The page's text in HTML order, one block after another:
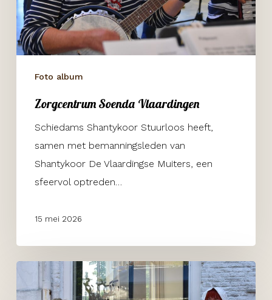
Foto album
Zorgcentrum Soenda Vlaardingen
Schiedams Shantykoor Stuurloos heeft,
samen met bemanningsleden van
Shantykoor De Vlaardingse Muiters, een
sfeervol optreden…
15 mei 2026
Molendag
Schiedam